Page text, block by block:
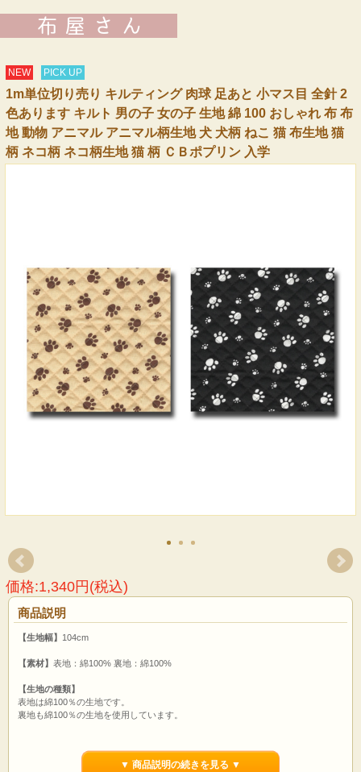
NEW PICK UP
1m単位切り売り キルティング 肉球 足あと 小マス目 全針 2
色あります キルト 男の子 女の子 生地 綿 100 おしゃれ 布 布
地 動物 アニマル アニマル柄生地 犬 犬柄 ねこ 猫 布生地 猫
柄 ネコ柄 ネコ柄生地 猫 柄 ＣＢポプリン 入学
価格:1,340円(税込)
商品説明
【生地幅】 104cm
【素材】 表地：綿100% 裏地：綿100%
【生地の種類】
表地は綿100％の生地です。
裏地も綿100％の生地を使用しています。
ティッシュカバー 巾着 クラフト 手芸キット 等
▼ 商品説明の続きを見る ▼